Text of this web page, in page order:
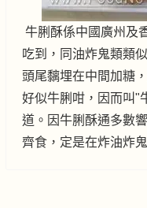
牛脷酥係中國廣州及
吃到，同油炸鬼類類
頭尾黐埋在中間加糖
好似牛脷咁，因而叫"
道。因牛脷酥通多數
齊食，定是在炸油炸